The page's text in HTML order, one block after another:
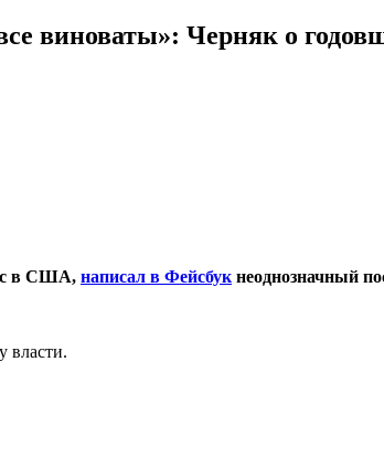
виноваты»: Черняк о
в США, написал в Фейсбук неоднозначный
власти.